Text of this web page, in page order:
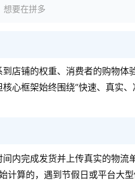
想要在拼多
店铺的权重、消费者的购物体
心框架始终围绕“快速、真实、
内完成发货并上传真实的物流单
计算的，遇到节假日或平台大